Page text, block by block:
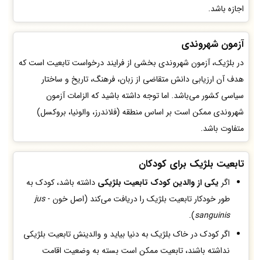
اجازه باشد.
آزمون شهروندی
در بلژیک، آزمون شهروندی بخشی از فرایند درخواست تابعیت است که
هدف آن ارزیابی دانش متقاضی از زبان، فرهنگ، تاریخ و ساختار
سیاسی کشور می‌باشد. اما توجه داشته باشید که الزامات آزمون
شهروندی ممکن است بر اساس منطقه (فلاندرز، والونیا، بروکسل)
متفاوت باشد.
تابعیت بلژیک برای کودکان
اگر یکی از والدین کودک تابعیت بلژیکی داشته باشد، کودک به
طور خودکار تابعیت بلژیک را دریافت می‌کند (اصل خون -jus
sanguinis
).
اگر کودک در خاک بلژیک به دنیا بیاید و والدینش تابعیت بلژیکی
نداشته باشند، تابعیت ممکن است بسته به وضعیت اقامت